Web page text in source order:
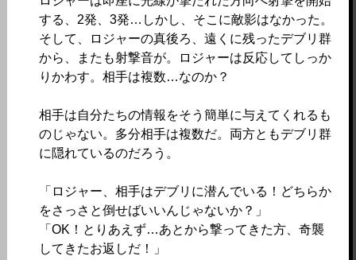
する、2発、3発…しかし、そこに敵影はなかった。
そして、ロジャーの真後ろ、遠くに残ったデブリ群
から、またも射撃音が。ロジャーは反応してしっか
りかわす。相手は複数…なのか？
相手は自分たちの情報をそう簡単に与えてくれるも
のじゃない。多分相手は複数だ。両方ともデブリ群
に隠れているのだろう。
「ロジャー、相手はデブリに潜んでいる！どちらか
をさっさと倒せばいいんじゃないか？」
「OK！とりあえず…あとから撃ってきた方、奇襲
してきたお返しだ！」